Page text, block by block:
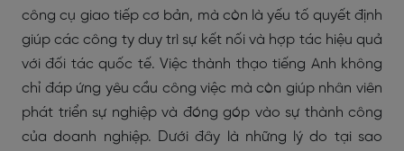
công cụ giao tiếp cơ bản, mà còn là yếu tố quyết định
giúp các công ty duy trì sự kết nối và hợp tác hiệu quả
với đối tác quốc tế. Việc thành thạo tiếng Anh không
chỉ đáp ứng yêu cầu công việc mà còn giúp nhân viên
phát triển sự nghiệp và đóng góp vào sự thành công
của doanh nghiệp. Dưới đây là những lý do tại sao